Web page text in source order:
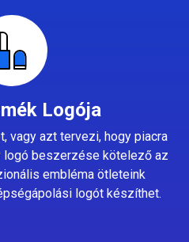
Logója
vagy azt tervezi, hogy piacra
logó beszerzése kötelező az
embléma ötleteink
logót készíthet.